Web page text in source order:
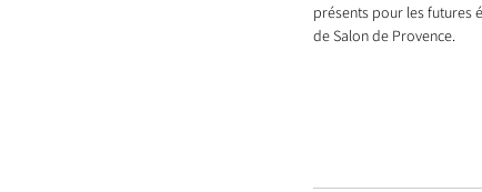
présents pour les futures
de Salon de Provence.